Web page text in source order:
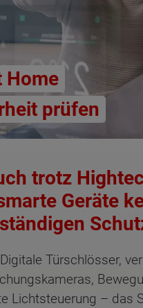
Home
prüfen
trotz
Geräte
Digitale Türschlösser,
Lichtsteuerung – das